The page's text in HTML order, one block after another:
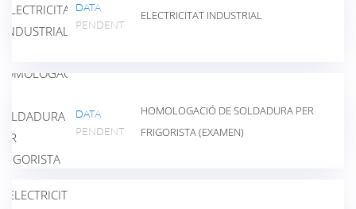
DATA
PENDENT
ELECTRICITAT INDUSTRIAL
DATA
PENDENT
HOMOLOGACIÓ DE SOLDADURA PER
FRIGORISTA (EXAMEN)